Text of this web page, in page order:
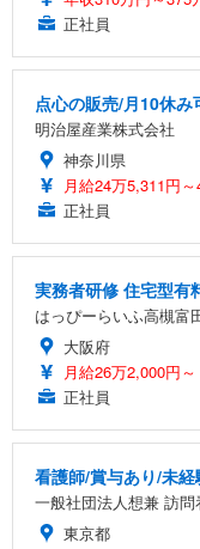
正社員
点心の販売/月10休
明治屋産業株式会社
神奈川県
月給24万5,311円
正社員
実務者研修 住宅型有
はっぴーらいふ高槻富
大阪府
月給26万2,000円～
正社員
看護師/賞与あり/未
一般社団法人想兼 訪
東京都